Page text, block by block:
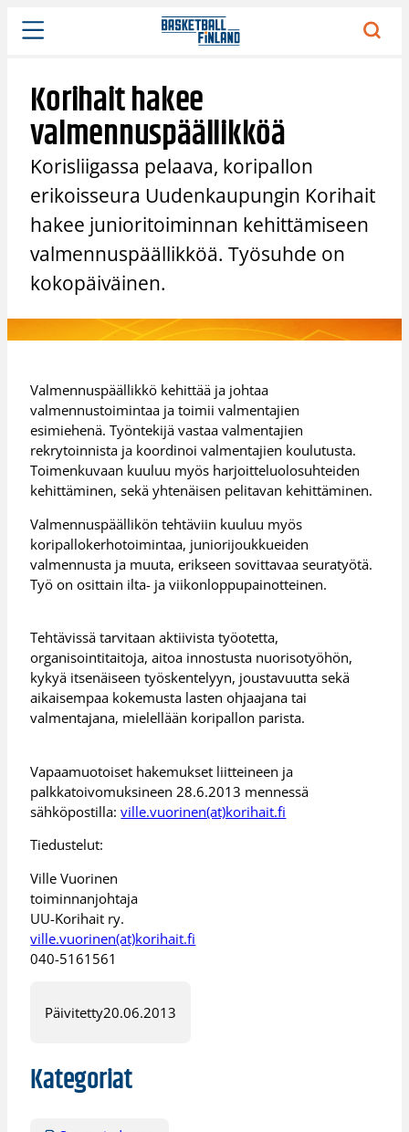
Siirry
sisältöön
Korihait hakee
valmennuspäällikköä
Korisliigassa pelaava, koripallon
erikoisseura Uudenkaupungin Korihait
hakee junioritoiminnan kehittämiseen
valmennuspäällikköä. Työsuhde on
kokopäiväinen.
Valmennuspäällikkö kehittää ja johtaa
valmennustoimintaa ja toimii valmentajien
esimiehenä. Työntekijä vastaa valmentajien
rekrytoinnista ja koordinoi valmentajien koulutusta.
Toimenkuvaan kuuluu myös harjoitteluolosuhteiden
kehittäminen, sekä yhtenäisen pelitavan kehittäminen.
Valmennuspäällikön tehtäviin kuuluu myös
koripallokerhotoimintaa, juniorijoukkueiden
valmennusta ja muuta, erikseen sovittavaa seuratyötä.
Työ on osittain ilta- ja viikonloppupainotteinen.
Tehtävissä tarvitaan aktiivista työotetta,
organisointitaitoja, aitoa innostusta nuorisotyöhön,
kykyä itsenäiseen työskentelyyn, joustavuutta sekä
aikaisempaa kokemusta lasten ohjaajana tai
valmentajana, mielellään koripallon parista.
Vapaamuotoiset hakemukset liitteineen ja
palkkatoivomuksineen 28.6.2013 mennessä
sähköpostilla:ville.vuorinen(at)korihait.fi
Tiedustelut:
Ville Vuorinen
toiminnanjohtaja
UU-Korihait ry.
ville.vuorinen(at)korihait.fi
040-5161561
Päivitetty20.06.2013
Kategoriat